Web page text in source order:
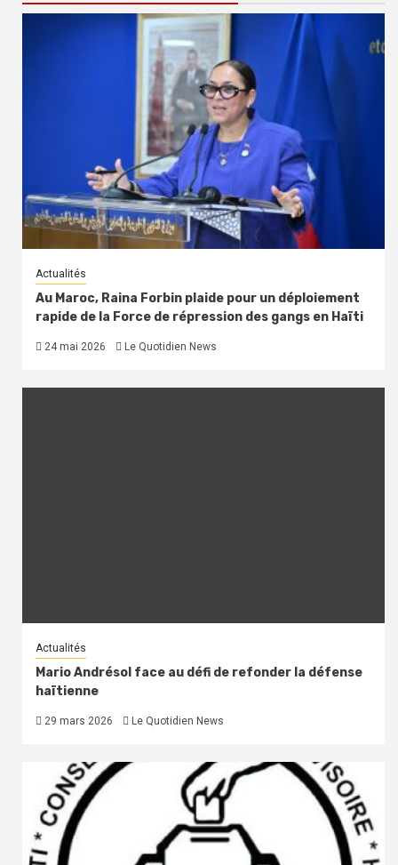
Actualités
Au Maroc, Raina Forbin plaide pour un déploiement
rapide de la Force de répression des gangs en Haïti
24 mai 2026 Le Quotidien News
Actualités
Mario Andrésol face au défi de refonder la défense
haïtienne
29 mars 2026 Le Quotidien News